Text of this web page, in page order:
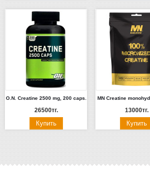
O.N. Creatine 2500 mg, 200 caps.
26500тг.
MN Creatine
13000тг.